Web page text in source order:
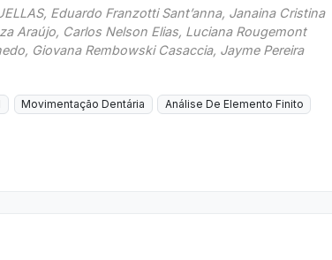
Eduardo Franzotti Sant’anna, Janaina Cristina
Araújo, Carlos Nelson Elias, Luciana Rougemont
Giovana Rembowski Casaccia, Jayme Pereira
Movimentação Dentária Análise De Elemento Finito